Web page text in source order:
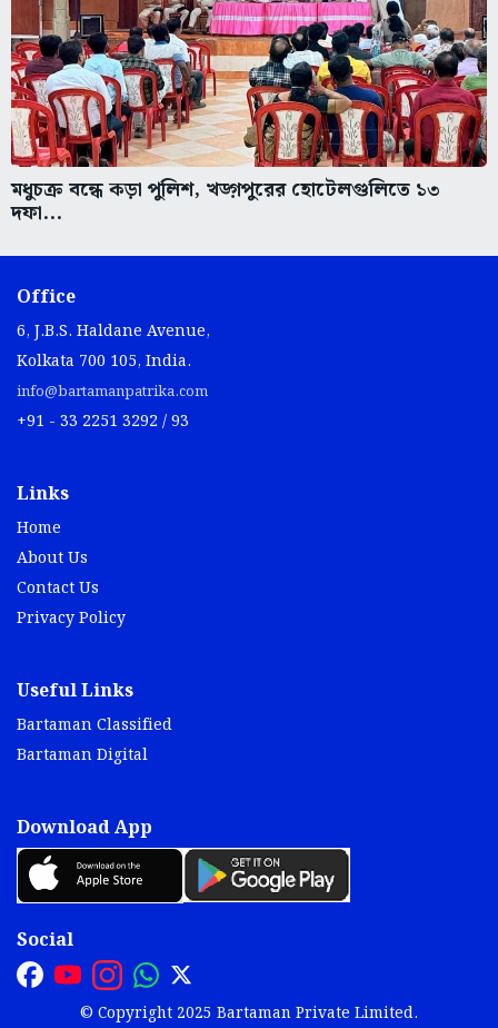
মধুচক্র বন্ধে কড়া পুলিশ, খড়্গপুরের হোটেলগুলিতে ১৩
দফা...
Office
6, J.B.S. Haldane Avenue,
Kolkata 700 105, India.
info@bartamanpatrika.com
+91 - 33 2251 3292 / 93
Links
Home
About Us
Contact Us
Privacy Policy
Useful Links
Bartaman Classified
Bartaman Digital
Download App
Social
© Copyright 2025 Bartaman Private Limited.